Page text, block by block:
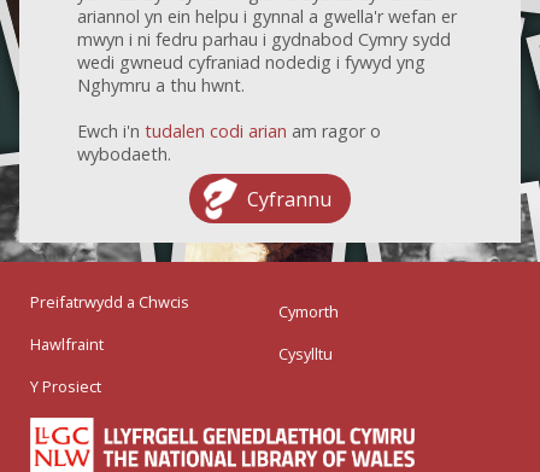
ariannol yn ein helpu i gynnal a gwella'r wefan er
mwyn i ni fedru parhau i gydnabod Cymry sydd
wedi gwneud cyfraniad nodedig i fywyd yng
Nghymru a thu hwnt.
Ewch i'n tudalen codi arian am ragor o
wybodaeth.
Cyfrannu
Preifatrwydd a Chwcis
Hawlfraint
Y Prosiect
Cymorth
Cysylltu